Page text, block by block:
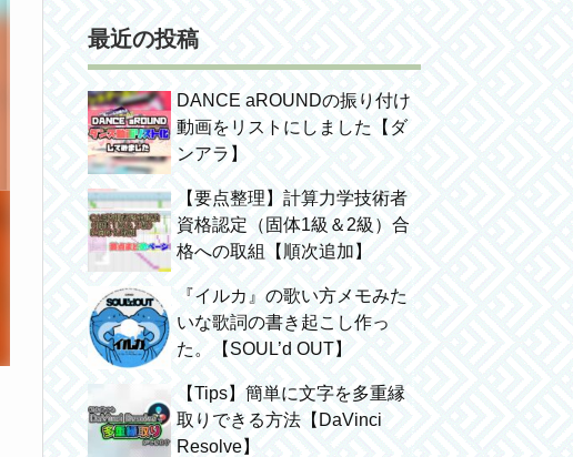
最近の投稿
DANCE aROUNDの振り付け
動画をリストにしました【ダ
ンアラ】
【要点整理】計算力学技術者
資格認定（固体1級＆2級）合
格への取組【順次追加】
『イルカ』の歌い方メモみた
いな歌詞の書き起こし作っ
た。【SOUL’d OUT】
【Tips】簡単に文字を多重縁
取りできる方法【DaVinci
Resolve】